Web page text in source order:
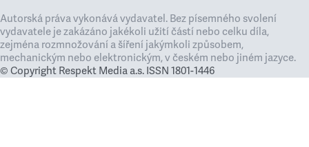
Autorská práva vykonává vydavatel. Bez písemného svolení
vydavatele je zakázáno jakékoli užití částí nebo celku díla,
zejména rozmnožování a šíření jakýmkoli způsobem,
mechanickým nebo elektronickým, v českém nebo jiném jazyce.
© Copyright Respekt Media a.s. ISSN 1801-1446